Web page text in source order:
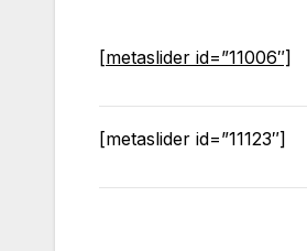
[metaslider id=”11006″]
[metaslider id=”11123″]